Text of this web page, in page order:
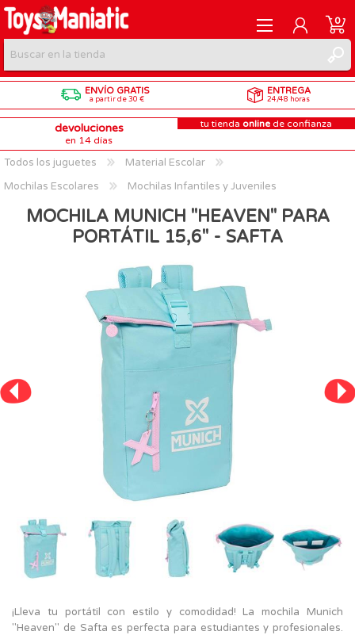
REGISTRARME
INICIAR SESIÓN
0
ENVÍO GRATIS
a partir de 30 €
ENTREGA
24/48 horas
devoluciones
en 14 días
tu tienda online de confianza
Todos los juguetes
Material Escolar
Mochilas Escolares
Mochilas Infantiles y Juveniles
MOCHILA MUNICH "HEAVEN" PARA
PORTÁTIL 15,6" - SAFTA
¡Lleva tu portátil con estilo y comodidad! La mochila Munich
"Heaven" de Safta es perfecta para estudiantes y profesionales.